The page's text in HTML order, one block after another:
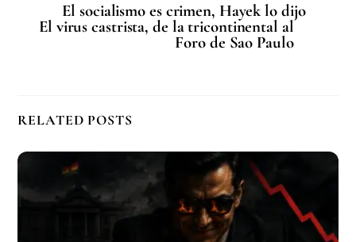
El socialismo es crimen, Hayek lo dijo
El virus castrista, de la tricontinental al
Foro de Sao Paulo
RELATED POSTS